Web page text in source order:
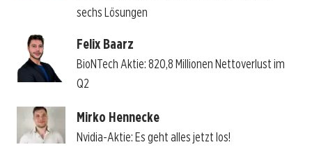
sechs Lösungen
Felix Baarz
BioNTech Aktie: 820,8 Millionen Nettoverlust im
Q2
Mirko Hennecke
Nvidia-Aktie: Es geht alles jetzt los!